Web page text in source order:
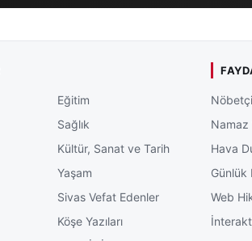
Eğitim
Sağlık
Kültür, Sanat ve Tarih
Yaşam
Sivas Vefat Edenler
Köşe Yazıları
Namaz
Hava
Günlük
Web